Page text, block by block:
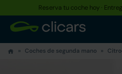
Reserva tu coche hoy ·
Coches de segunda mano